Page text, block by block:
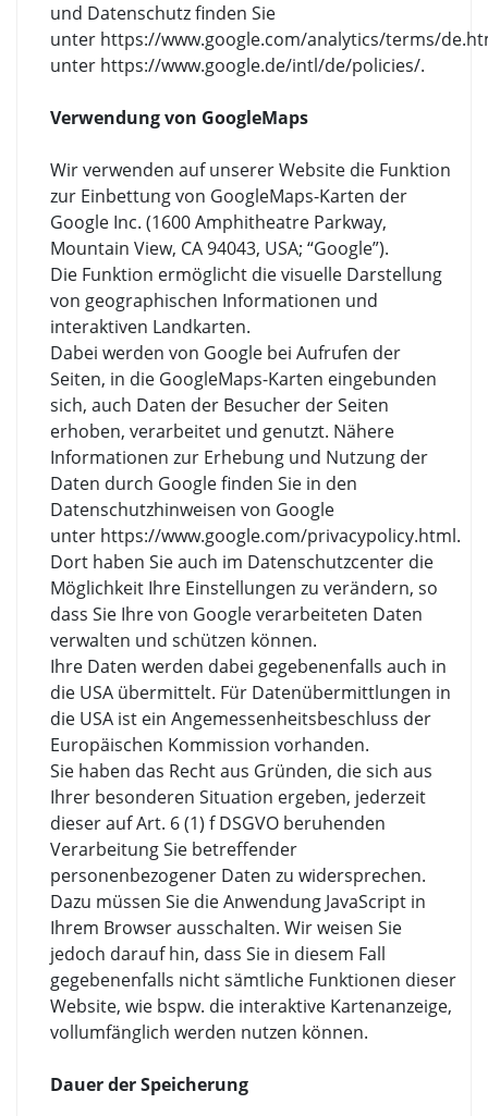
und Datenschutz finden Sie
unter https://www.google.com/analytics/terms/
unter https://www.google.de/intl/de/policies/.
Verwendung von GoogleMaps
Wir verwenden auf unserer Website die Funktion
zur Einbettung von GoogleMaps-Karten der
Google Inc. (1600 Amphitheatre Parkway,
Mountain View, CA 94043, USA; “Google”).
Die Funktion ermöglicht die visuelle Darstellung
von geographischen Informationen und
interaktiven Landkarten.
Dabei werden von Google bei Aufrufen der
Seiten, in die GoogleMaps-Karten eingebunden
sich, auch Daten der Besucher der Seiten
erhoben, verarbeitet und genutzt. Nähere
Informationen zur Erhebung und Nutzung der
Daten durch Google finden Sie in den
Datenschutzhinweisen von Google
unter https://www.google.com/privacypolicy.html.
Dort haben Sie auch im Datenschutzcenter die
Möglichkeit Ihre Einstellungen zu verändern, so
dass Sie Ihre von Google verarbeiteten Daten
verwalten und schützen können.
Ihre Daten werden dabei gegebenenfalls auch in
die USA übermittelt. Für Datenübermittlungen in
die USA ist ein Angemessenheitsbeschluss der
Europäischen Kommission vorhanden.
Sie haben das Recht aus Gründen, die sich aus
Ihrer besonderen Situation ergeben, jederzeit
dieser auf Art. 6 (1) f DSGVO beruhenden
Verarbeitung Sie betreffender
personenbezogener Daten zu widersprechen.
Dazu müssen Sie die Anwendung JavaScript in
Ihrem Browser ausschalten. Wir weisen Sie
jedoch darauf hin, dass Sie in diesem Fall
gegebenenfalls nicht sämtliche Funktionen dieser
Website, wie bspw. die interaktive Kartenanzeige,
vollumfänglich werden nutzen können.
Dauer der Speicherung